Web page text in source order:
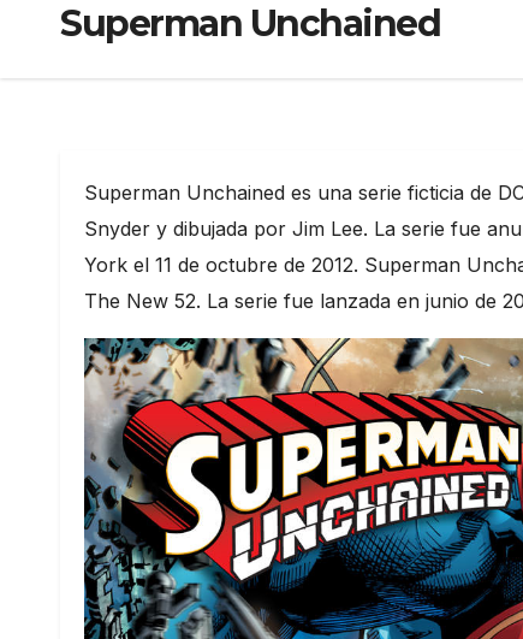
Superman Unchained
Superman Unchained es una serie ficticia de
Snyder y dibujada por Jim Lee. La serie fue
York el 11 de octubre de 2012. Superman
The New 52. La serie fue lanzada en junio de